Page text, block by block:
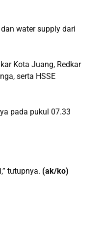
water supply dari
Kota Juang, Redkar
serta HSSE
pada pukul 07.33
tutupnya. (ak/ko)